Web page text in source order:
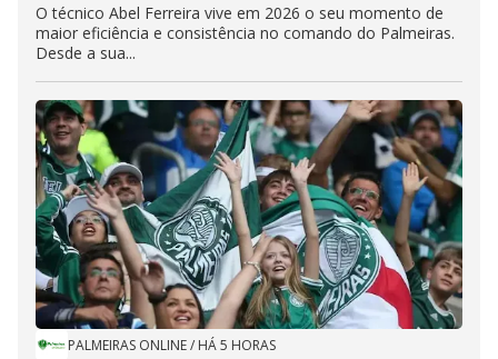
O técnico Abel Ferreira vive em 2026 o seu momento de
maior eficiência e consistência no comando do Palmeiras.
Desde a sua...
PALMEIRAS ONLINE/ HÁ 5 HORAS